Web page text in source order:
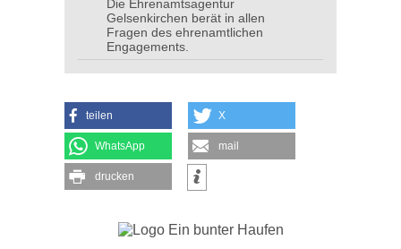
Die Ehrenamtsagentur
Gelsenkirchen berät in allen
Fragen des ehrenamtlichen
Engagements.
teilen X
WhatsApp mail
drucken